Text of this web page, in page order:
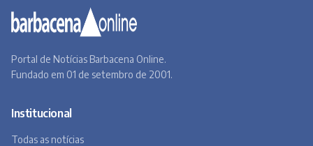
Portal de Notícias Barbacena Online.
Fundado em 01 de setembro de 2001.
Institucional
Todas as notícias